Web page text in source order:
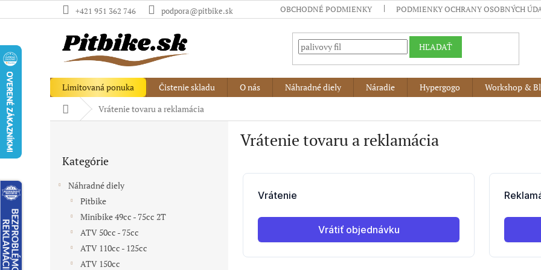
na
+421 951 362 746 podpora@pitbike.sk OBCHODNÉ PODMIENKY PODMIENKY OCHRANY OSOBNÝCH
HĽADAŤ
Limitovaná ponuka Čistenie skladu O nás Náhradné diely Náradie Hypergogo Workshop &
DomovVrátenie tovaru a reklamácia
kategórie
Kategórie
Náhradné diely
Pitbike
Minibike 49cc - 75cc 2T
ATV 50cc - 75cc
ATV 110cc - 125cc
ATV 150cc
Vrátenie tovaru a reklamácia